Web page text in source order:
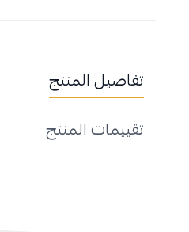
تفاصيل المنتج
تقييمات المنتج